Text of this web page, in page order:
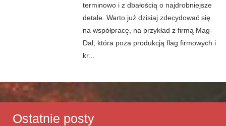
terminowo i z dbałością o najdrobniejsze
detale. Warto już dzisiaj zdecydować się
na współpracę, na przykład z firmą Mag-
Dal, która poza produkcją flag firmowych i
kr...
Ostatnie posty